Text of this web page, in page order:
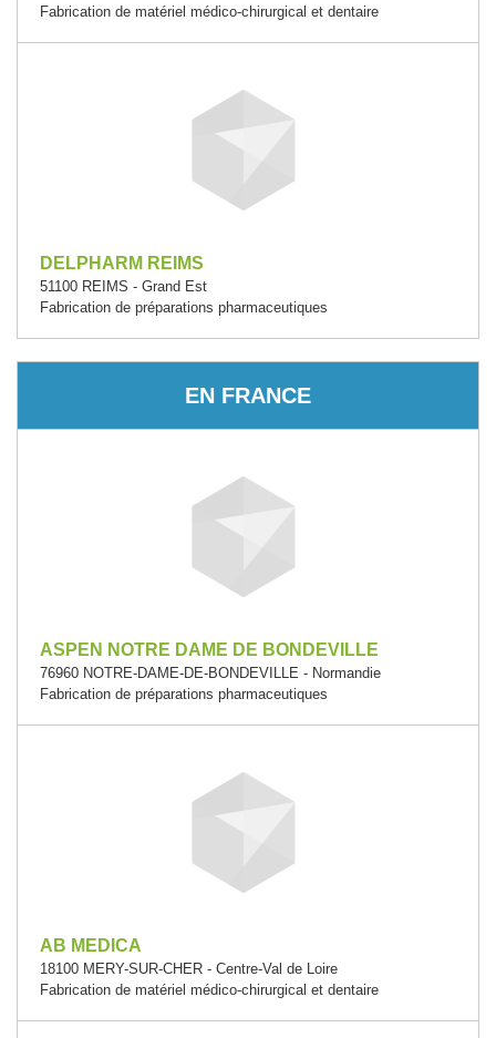
Fabrication de matériel médico-chirurgical et dentaire
DELPHARM REIMS
51100 REIMS - Grand Est
Fabrication de préparations pharmaceutiques
EN FRANCE
ASPEN NOTRE DAME DE BONDEVILLE
76960 NOTRE-DAME-DE-BONDEVILLE - Normandie
Fabrication de préparations pharmaceutiques
AB MEDICA
18100 MERY-SUR-CHER - Centre-Val de Loire
Fabrication de matériel médico-chirurgical et dentaire